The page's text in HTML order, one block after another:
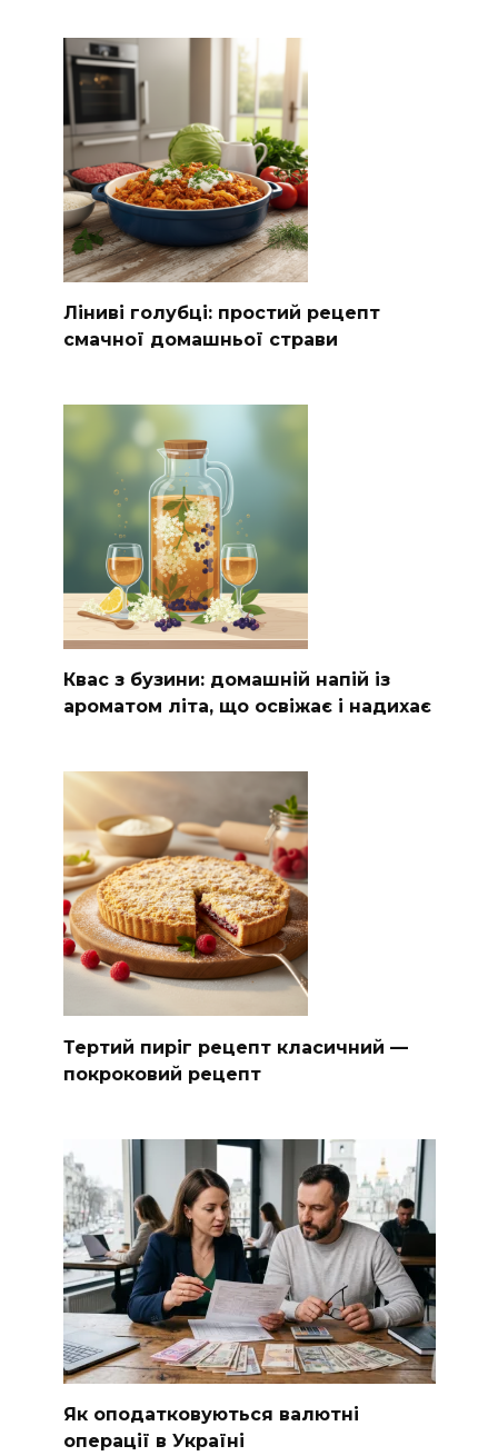
Ліниві голубці: простий рецепт
смачної домашньої страви
Квас з бузини: домашній напій із
ароматом літа, що освіжає і надихає
Тертий пиріг рецепт класичний —
покроковий рецепт
Як оподатковуються валютні
операції в Україні